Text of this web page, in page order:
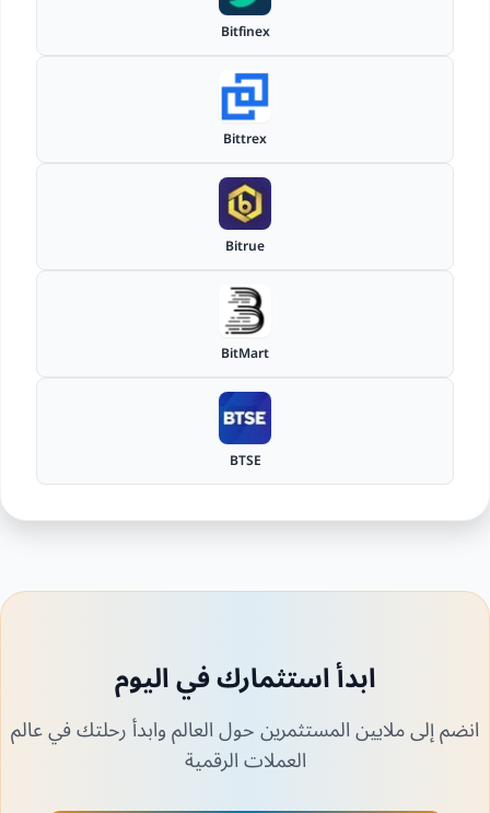
Bitfinex
Bittrex
Bitrue
BitMart
BTSE
ابدأ استثمارك في اليوم
انضم إلى ملايين المستثمرين حول العالم وابدأ رحلتك في عالم
العملات الرقمية